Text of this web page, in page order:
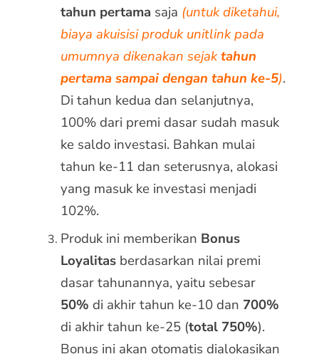
tahun pertama saja (untuk diketahui,
biaya akuisisi produk unitlink pada
umumnya dikenakan sejaktahun
pertama sampai dengan tahun ke-5).
Di tahun kedua dan selanjutnya,
100% dari premi dasar sudah masuk
ke saldo investasi. Bahkan mulai
tahun ke-11 dan seterusnya, alokasi
yang masuk ke investasi menjadi
102%.
Produk ini memberikan Bonus
Loyalitas berdasarkan nilai premi
dasar tahunannya, yaitu sebesar
50% di akhir tahun ke-10 dan 700%
di akhir tahun ke-25 (total 750%).
Bonus ini akan otomatis dialokasikan